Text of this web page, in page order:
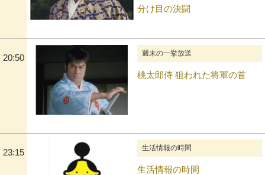
分け目の決闘
20:50 週末の一挙放送
桃太郎侍 狙われた将軍の首
23:15 生活情報の時間
生活情報の時間